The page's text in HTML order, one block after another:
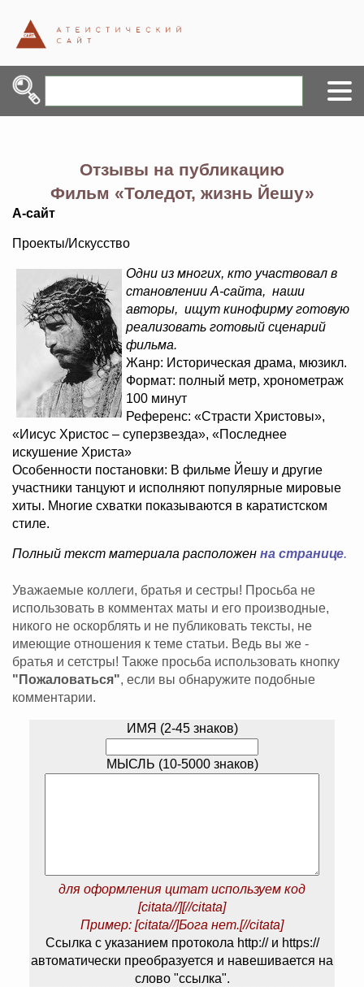
Отзывы на публикацию
Фильм «Толедот, жизнь Йешу»
А-сайт
Проекты/Искусство
Одни из многих, кто участвовал в
становлении А-сайта, наши
авторы, ищут кинофирму готовую
реализовать готовый сценарий
фильма.
Жанр: Историческая драма, мюзикл.
Формат: полный метр, хронометраж
100 минут
Референс: «Страсти Христовы»,
«Иисус Христос – суперзвезда», «Последнее
искушение Христа»
Особенности постановки: В фильме Йешу и другие
участники танцуют и исполняют популярные мировые
хиты. Многие схватки показываются в каратистском
стиле.
Полный текст материала расположен на странице.
Уважаемые коллеги, братья и сестры! Просьба не
использовать в комментах маты и его производные,
никого не оскорблять и не публиковать тексты, не
имеющие отношения к теме статьи. Ведь вы же -
братья и сетстры! Также просьба использовать кнопку
"Пожаловаться", если вы обнаружите подобные
комментарии.
ИМЯ (2-45 знаков)
МЫСЛЬ (10-5000 знаков)
для оформления цитат используем код
[citata//][//citata]
Пример: [citata//]Бога нет.[//citata]
Ссылка с указанием протокола http:// и https://
автоматически преобразуется и навешивается на
слово "ссылка".